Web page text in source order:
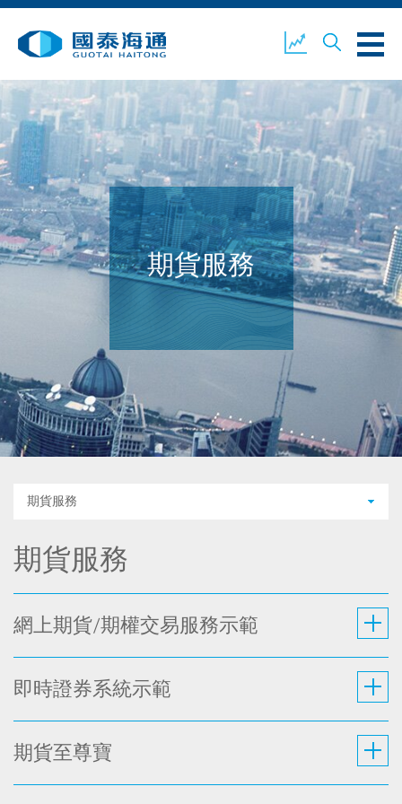
業務概覽 公司新聞
環境、社會及企業管治 國泰海通證券 聯絡我們
期貨服務
期貨服務
期貨服務
網上期貨/期權交易服務示範
即時證券系統示範
期貨至尊寶